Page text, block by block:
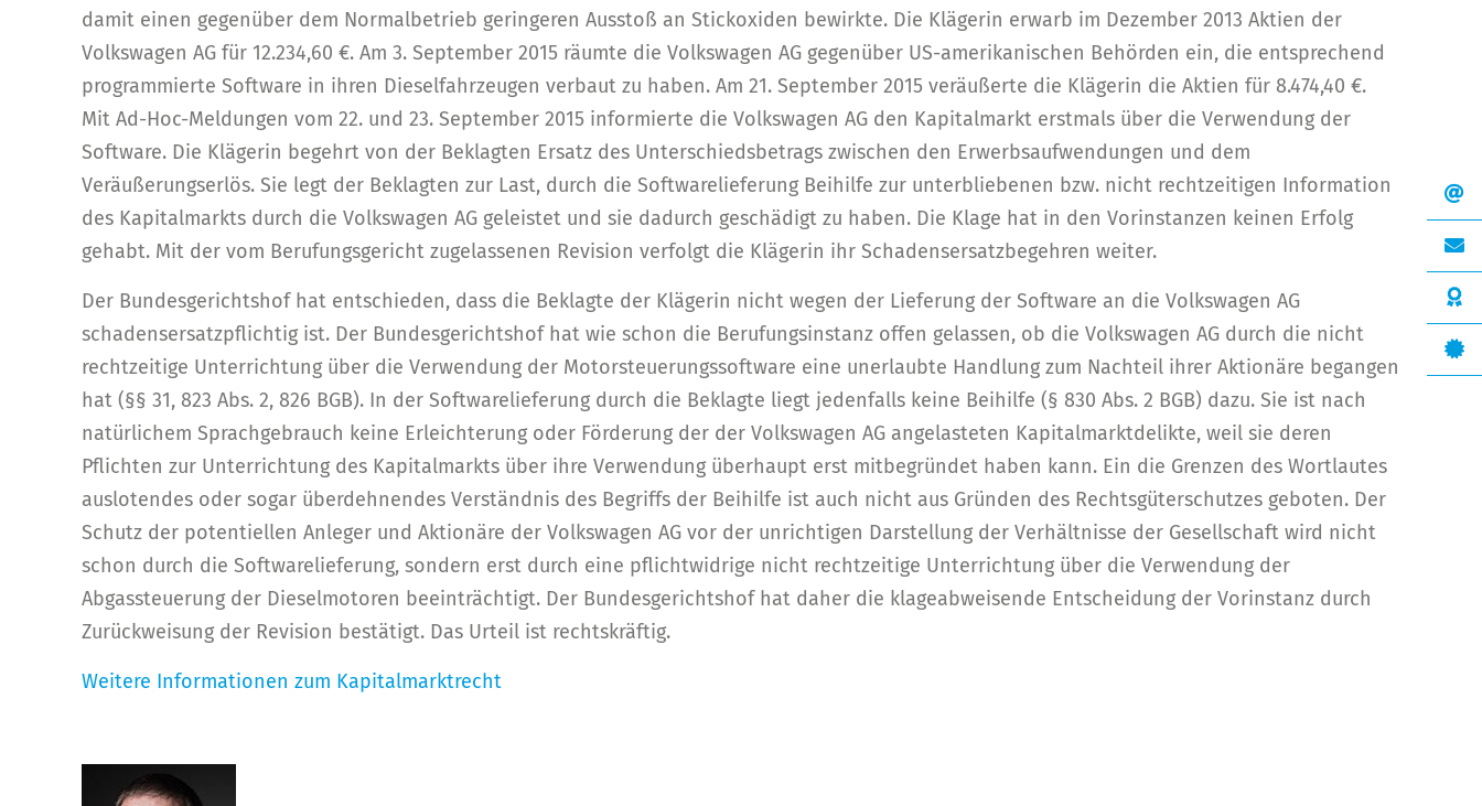
damit einen gegenüber dem Normalbetrieb geringeren Ausstoß an Stickoxiden bewirkte. Die Klägerin erwarb im Dezember 2013 Aktien der
Volkswagen AG für 12.234,60 €. Am 3. September 2015 räumte die Volkswagen AG gegenüber US-amerikanischen Behörden ein, die entsprechend
programmierte Software in ihren Dieselfahrzeugen verbaut zu haben. Am 21. September 2015 veräußerte die Klägerin die Aktien für 8.474,40 €.
Mit Ad-Hoc-Meldungen vom 22. und 23. September 2015 informierte die Volkswagen AG den Kapitalmarkt erstmals über die Verwendung der
Software. Die Klägerin begehrt von der Beklagten Ersatz des Unterschiedsbetrags zwischen den Erwerbsaufwendungen und dem
Veräußerungserlös. Sie legt der Beklagten zur Last, durch die Softwarelieferung Beihilfe zur unterbliebenen bzw. nicht rechtzeitigen Information
des Kapitalmarkts durch die Volkswagen AG geleistet und sie dadurch geschädigt zu haben. Die Klage hat in den Vorinstanzen keinen Erfolg
gehabt. Mit der vom Berufungsgericht zugelassenen Revision verfolgt die Klägerin ihr Schadensersatzbegehren weiter.
Der Bundesgerichtshof hat entschieden, dass die Beklagte der Klägerin nicht wegen der Lieferung der Software an die Volkswagen AG
schadensersatzpflichtig ist. Der Bundesgerichtshof hat wie schon die Berufungsinstanz offen gelassen, ob die Volkswagen AG durch die nicht
rechtzeitige Unterrichtung über die Verwendung der Motorsteuerungssoftware eine unerlaubte Handlung zum Nachteil ihrer Aktionäre begangen
hat (§§ 31, 823 Abs. 2, 826 BGB). In der Softwarelieferung durch die Beklagte liegt jedenfalls keine Beihilfe (§ 830 Abs. 2 BGB) dazu. Sie ist nach
natürlichem Sprachgebrauch keine Erleichterung oder Förderung der der Volkswagen AG angelasteten Kapitalmarktdelikte, weil sie deren
Pflichten zur Unterrichtung des Kapitalmarkts über ihre Verwendung überhaupt erst mitbegründet haben kann. Ein die Grenzen des Wortlautes
auslotendes oder sogar überdehnendes Verständnis des Begriffs der Beihilfe ist auch nicht aus Gründen des Rechtsgüterschutzes geboten. Der
Schutz der potentiellen Anleger und Aktionäre der Volkswagen AG vor der unrichtigen Darstellung der Verhältnisse der Gesellschaft wird nicht
schon durch die Softwarelieferung, sondern erst durch eine pflichtwidrige nicht rechtzeitige Unterrichtung über die Verwendung der
Abgassteuerung der Dieselmotoren beeinträchtigt. Der Bundesgerichtshof hat daher die klageabweisende Entscheidung der Vorinstanz durch
Zurückweisung der Revision bestätigt. Das Urteil ist rechtskräftig.
Weitere Informationen zum Kapitalmarktrecht